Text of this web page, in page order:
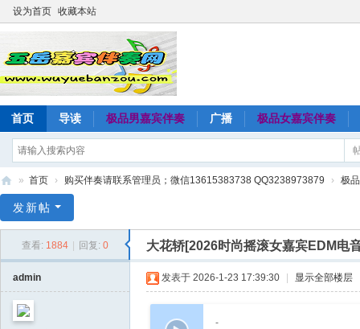
设为首页 收藏本站
首页 导读 极品男嘉宾伴奏 广播 极品女嘉宾伴奏
岳
» 首页 › 购买伴奏请联系管理员；微信13615383738 QQ3238973879 › 极
发新帖
查看: 1884 回复: 0 大花轿[2026时尚摇滚女嘉宾EDM电
admin 发表于 2026-1-23 17:39:30 显示全部楼层
-